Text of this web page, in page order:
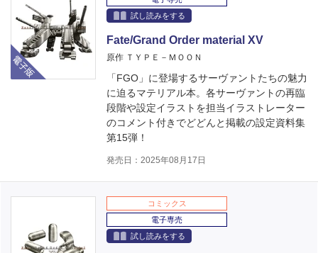
電子版
試し読みをする
Fate/Grand Order material XV
原作 ＴＹＰＥ－ＭＯＯＮ
「FGO」に登場するサーヴァントたちの魅力
に迫るマテリアル本。各サーヴァントの再臨
段階や設定イラストを担当イラストレーター
のコメント付きでどどんと掲載の設定資料集
第15弾！
発売日：2025年08月17日
コミックス
電子専売
試し読みをする